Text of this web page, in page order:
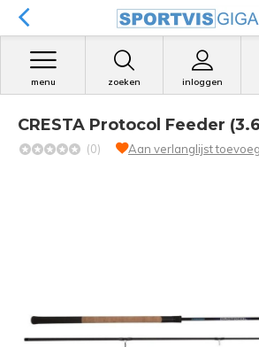
zoeken inloggen
menu
CRESTA Protocol Feeder
(0) Aan verlanglijst